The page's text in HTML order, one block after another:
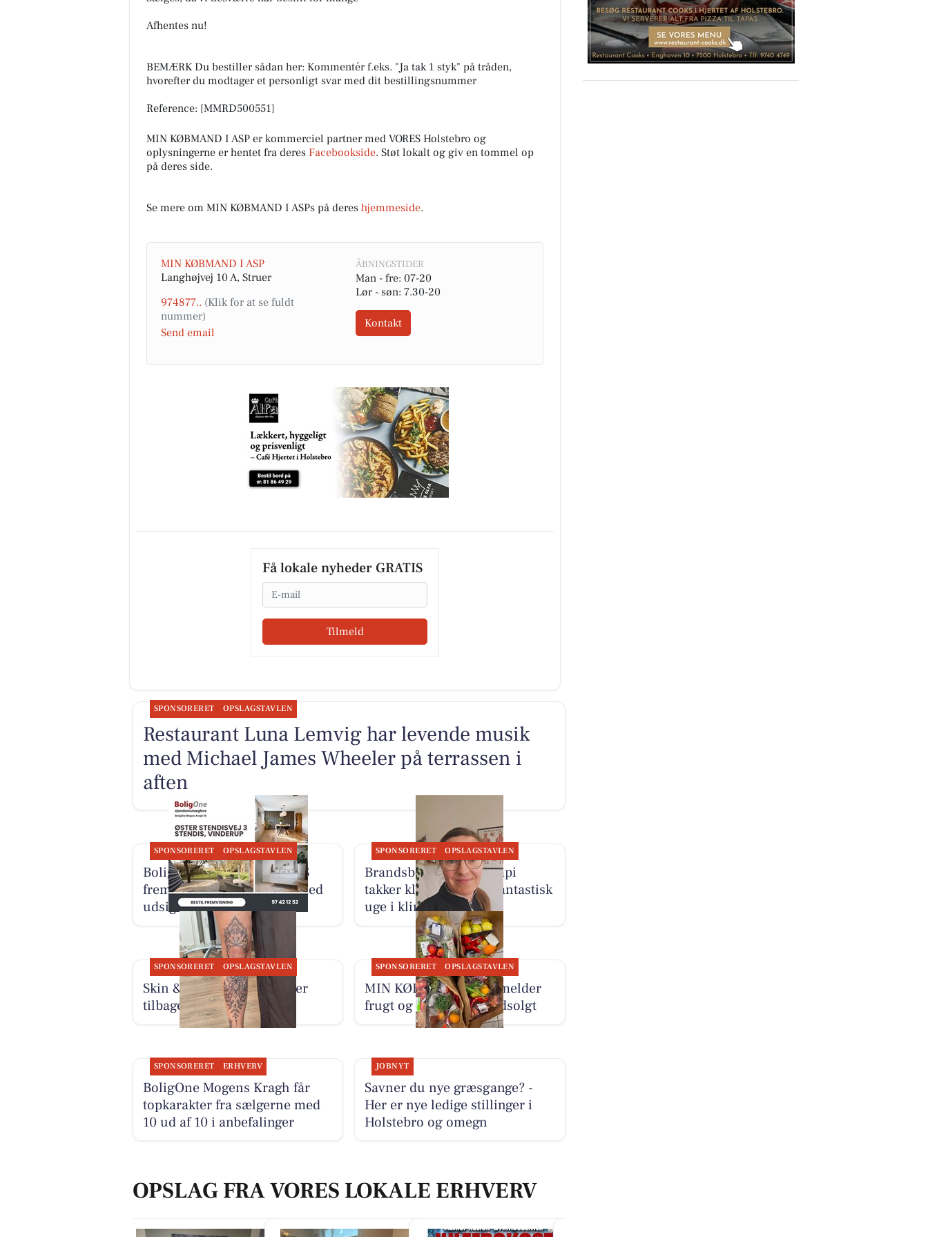
Afhentes nu!
BEMÆRK Du bestiller sådan her: Kommentér f.eks. "Ja tak 1 styk" på tråden,
hvorefter du modtager et personligt svar med dit bestillingsnummer
Reference: [MMRD500551]
MIN KØBMAND I ASP er kommerciel partner med VORES Holstebro og
oplysningerne er hentet fra deres Facebookside. Støt lokalt og giv en tommel op
på deres side.
Se mere om MIN KØBMAND I ASPs på deres hjemmeside.
MIN KØBMAND I ASP
Langhøjvej 10 A, Struer
974877..
Send email
ÅBNINGSTIDER
Man - fre: 07-20
Lør - søn: 7.30-20
Kontakt
Få lokale nyheder GRATIS
Email
Tilmeld
SPONSORERET OPSLAGSTAVLEN
Restaurant Luna Lemvig har levende musik
med Michael James Wheeler på terrassen i
aften
SPONSORERET OPSLAGSTAVLEN
BoligOne Mogens Kragh I/S
fremviser rummelig villa med
udsigt til åbne marker
SPONSORERET OPSLAGSTAVLEN
Brandsborgs Kropsterapi
takker klienter for en fantastisk
uge i klinikken
SPONSORERET OPSLAGSTAVLEN
Skin & Colors Tattoo ApS er
tilbage fra sommerferie
SPONSORERET OPSLAGSTAVLEN
MIN KØBMAND I ASP melder
frugt og grønt-poser udsolgt
SPONSORERET ERHVERV
BoligOne Mogens Kragh får
topkarakter fra sælgerne med
10 ud af 10 i anbefalinger
JOBNYT
Savner du nye græsgange? -
Her er nye ledige stillinger i
Holstebro og omegn
OPSLAG FRA VORES LOKALE ERHVERV